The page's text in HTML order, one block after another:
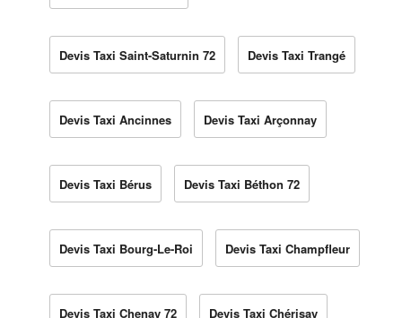
Devis Taxi Saint-Saturnin 72 Devis Taxi Trangé
Devis Taxi Ancinnes Devis Taxi Arçonnay
Devis Taxi Bérus Devis Taxi Béthon 72
Devis Taxi Bourg-Le-Roi Devis Taxi Champfleur
Devis Taxi Chenay 72 Devis Taxi Chérisay